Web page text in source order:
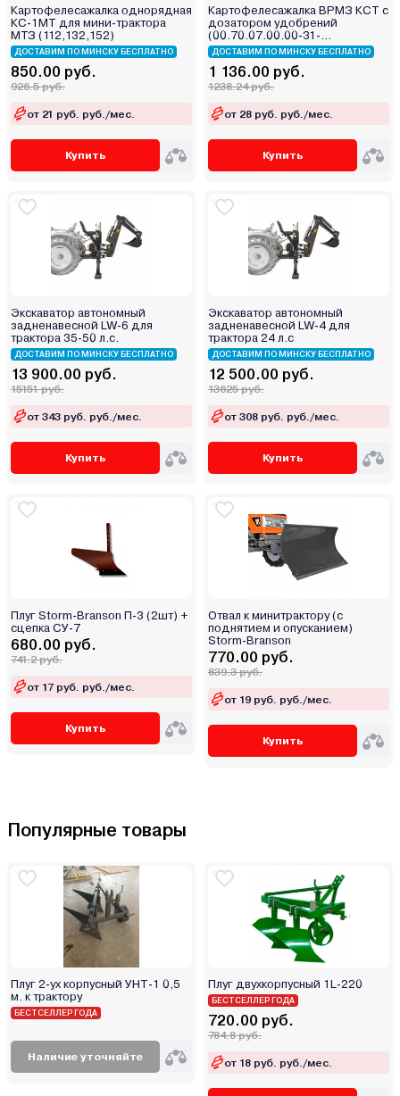
Картофелесажалка однорядная
КС-1МТ для мини-трактора
МТЗ (112,132,152)
ДОСТАВИМ ПО МИНСКУ БЕСПЛАТНО
850.00 руб.
926.5 руб.
от 21 руб. руб./мес.
Купить
Картофелесажалка ВРМЗ КСТ с
дозатором удобрений
(00.70.07.00.00-31-
00.71.05.00.00-01)
ДОСТАВИМ ПО МИНСКУ БЕСПЛАТНО
1 136.00 руб.
1238.24 руб.
от 28 руб. руб./мес.
Купить
Экскаватор автономный
задненавесной LW-6 для
трактора 35-50 л.с.
ДОСТАВИМ ПО МИНСКУ БЕСПЛАТНО
13 900.00 руб.
15151 руб.
от 343 руб. руб./мес.
Купить
Экскаватор автономный
задненавесной LW-4 для
трактора 24 л.с
ДОСТАВИМ ПО МИНСКУ БЕСПЛАТНО
12 500.00 руб.
13625 руб.
от 308 руб. руб./мес.
Купить
Плуг Storm-Branson П-3 (2шт) +
сцепка СУ-7
680.00 руб.
741.2 руб.
от 17 руб. руб./мес.
Купить
Отвал к минитрактору (с
поднятием и опусканием)
Storm-Branson
770.00 руб.
839.3 руб.
от 19 руб. руб./мес.
Купить
Популярные товары
Плуг 2-ух корпусный УНТ-1 0,5
м. к трактору
БЕСТСЕЛЛЕР ГОДА
Наличие уточняйте
Плуг двухкорпусный 1L-220
БЕСТСЕЛЛЕР ГОДА
720.00 руб.
784.8 руб.
от 18 руб. руб./мес.